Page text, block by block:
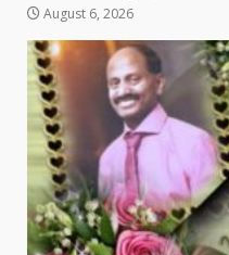
August 6, 2026